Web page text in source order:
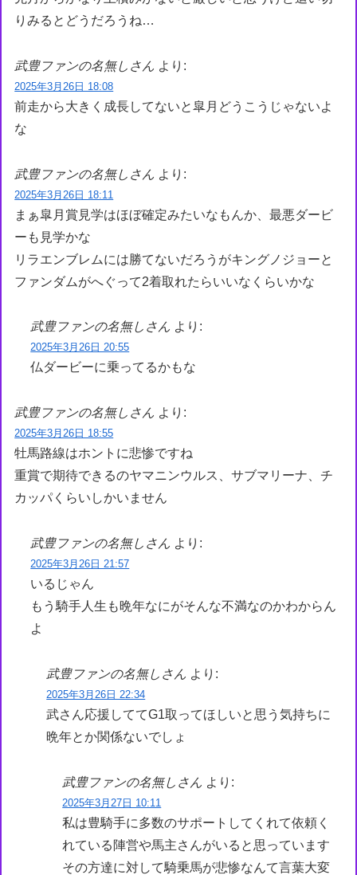
りみるとどうだろうね…
武豊ファンの名無しさん より:
2025年3月26日 18:08
前走から大きく成長してないと皐月どうこうじゃないよ
な
武豊ファンの名無しさん より:
2025年3月26日 18:11
まぁ皐月賞見学はほぼ確定みたいなもんか、最悪ダービ
ーも見学かな
リラエンブレムには勝てないだろうがキングノジョーと
ファンダムがへぐって2着取れたらいいなくらいかな
武豊ファンの名無しさん より:
2025年3月26日 20:55
仏ダービーに乗ってるかもな
武豊ファンの名無しさん より:
2025年3月26日 18:55
牡馬路線はホントに悲惨ですね
重賞で期待できるのヤマニンウルス、サブマリーナ、チ
カッパくらいしかいません
武豊ファンの名無しさん より:
2025年3月26日 21:57
いるじゃん
もう騎手人生も晩年なにがそんな不満なのかわからん
よ
武豊ファンの名無しさん より:
2025年3月26日 22:34
武さん応援しててG1取ってほしいと思う気持ちに
晩年とか関係ないでしょ
武豊ファンの名無しさん より:
2025年3月27日 10:11
私は豊騎手に多数のサポートしてくれて依頼く
れている陣営や馬主さんがいると思っています
その方達に対して騎乗馬が悲惨なんて言葉大変